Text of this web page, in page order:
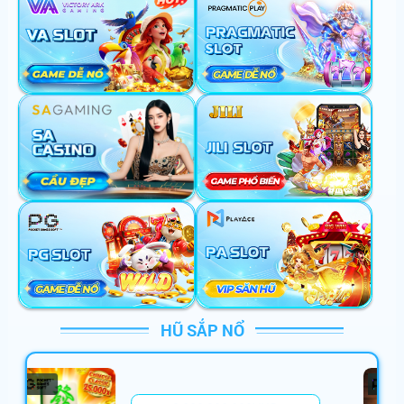
HŨ SẮP NỔ
vi****** +600,000,000VNĐ
mo****** +382,560,000VNĐ
mi****** +186,523,546VNĐ
da****** 150,000,000VNĐ
ma****** + 100,880,000VNĐ
lu****** +164,000,000VNĐ
ta****** 766,000,000VNĐ
mi****** +686,000,000VNĐ
sh****** +250,001,000VNĐ
go****** +286,122,000VNĐ
be****** +99,000,000